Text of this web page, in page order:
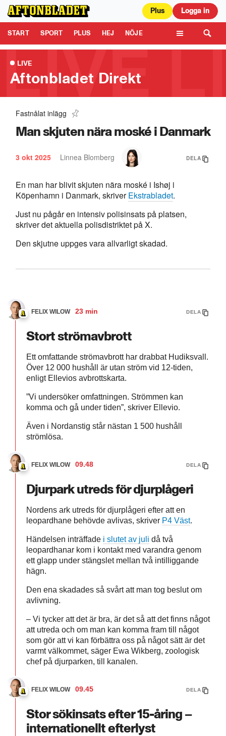
Plus Logga in
START SPORT PLUS HEJ NÖJE
Aftonbladet är en del av Schibsted Media. Schibsted News Media AB är
ansvarig för dina data på denna webbplats.Läs mer här
Tipsa oss
LIVE
Aftonbladet Direkt
Explosion i Malmö: ”Håren på benen reste sig”
1:10
Fastnålat inlägg
Man skjuten nära moské i Danmark
3 okt 2025 Linnea Blomberg DELA
En man har blivit skjuten nära moské i Ishøj i
Köpenhamn i Danmark, skriverEkstrabladet.
Just nu pågår en intensiv polisinsats på platsen,
skriver det aktuella polisdistriktet på X.
Den skjutne uppges vara allvarligt skadad.
FELIX WILOW 23 min DELA
Stort strömavbrott
Ett omfattande strömavbrott har drabbat Hudiksvall.
Över 12 000 hushåll är utan ström vid 12-tiden,
enligt Ellevios avbrottskarta.
”Vi undersöker omfattningen. Strömmen kan
komma och gå under tiden”, skriver Ellevio.
Även i Nordanstig står nästan 1 500 hushåll
strömlösa.
FELIX WILOW 09.48 DELA
Djurpark utreds för djurplågeri
Nordens ark utreds för djurplågeri efter att en
leopardhane behövde avlivas, skriver P4 Väst.
Händelsen inträffade i slutet av juli då två
leopardhanar kom i kontakt med varandra genom
ett glapp under stängslet mellan två intilliggande
hägn.
Den ena skadades så svårt att man tog beslut om
avlivning.
– Vi tycker att det är bra, är det så att det finns något
att utreda och om man kan komma fram till något
som gör att vi kan förbättra oss på något sätt är det
varmt välkommet, säger Ewa Wikberg, zoologisk
chef på djurparken, till kanalen.
FELIX WILOW 09.45 DELA
Stor sökinsats efter 15-åring –
internationellt efterlyst